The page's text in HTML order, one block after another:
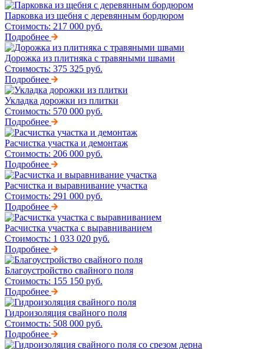
Парковка из щебня с деревянным бордюром
Стоимость: 217 000 руб.
Подробнее
Дорожка из плитняка с травяными швами
Стоимость: 375 325 руб.
Подробнее
Укладка дорожки из плитки
Стоимость: 570 000 руб.
Подробнее
Расчистка участка и демонтаж
Стоимость: 206 000 руб.
Подробнее
Расчистка и выравнивание участка
Стоимость: 291 000 руб.
Подробнее
Расчистка участка с выравниванием
Стоимость: 1 033 020 руб.
Подробнее
Благоустройство свайного поля
Стоимость: 155 150 руб.
Подробнее
Гидроизоляция свайного поля
Стоимость: 508 000 руб.
Подробнее